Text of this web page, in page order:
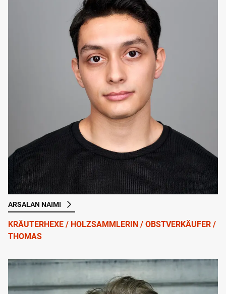
ARSALAN NAIMI
KRÄUTERHEXE / HOLZSAMMLERIN / OBSTVERKÄUFER /
THOMAS